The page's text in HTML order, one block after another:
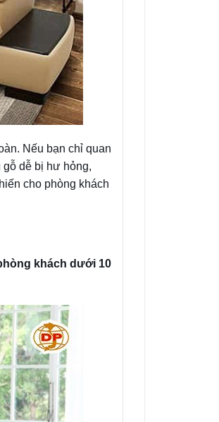
Nếu bạn chỉ quan
dễ bị hư hỏng,
cho phòng khách
khách dưới 10